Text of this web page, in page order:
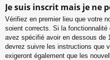
Je suis inscrit mais je ne
Vérifiez en premier lieu que votre
soient corrects. Si la
avez spécifié avoir en dessous de
devrez suivre les instructions que
exigeront également que les